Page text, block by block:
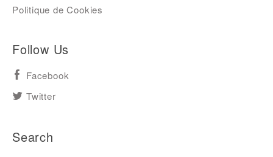
Politique de Cookies
Follow Us
Facebook
Twitter
Search